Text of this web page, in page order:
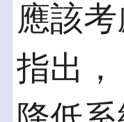
應該
指出